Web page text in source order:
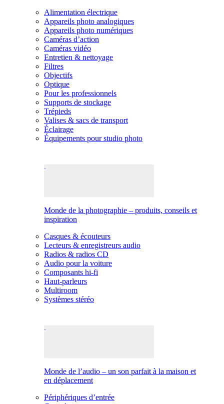
Alimentation électrique
Appareils photo analogiques
Appareils photo numériques
Caméras d’action
Caméras vidéo
Entretien & nettoyage
Filtres
Objectifs
Optique
Pour les professionnels
Supports de stockage
Trépieds
Valises & sacs de transport
Éclairage
Équipements pour studio photo
Monde de la photographie – produits, conseils et
inspiration
Casques & écouteurs
Lecteurs & enregistreurs audio
Radios & radios CD
Audio pour la voiture
Composants hi-fi
Haut-parleurs
Multiroom
Systèmes stéréo
Monde de l’audio – un son parfait à la maison et
en déplacement
Périphériques d’entrée